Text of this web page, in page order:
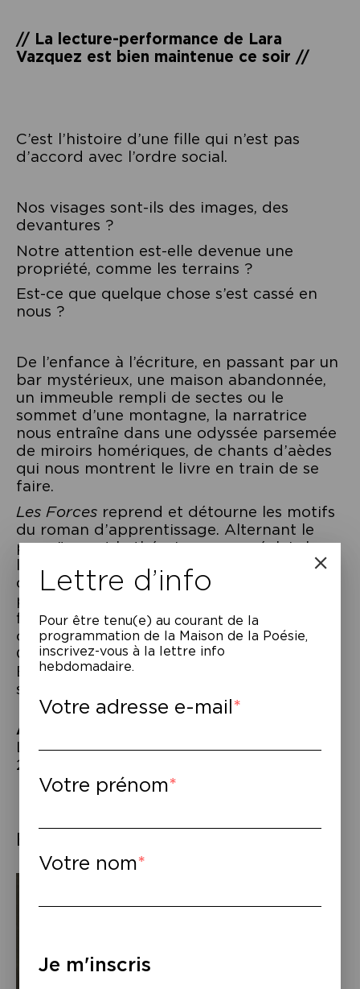
// La lecture-performance de Lara
Vazquez est bien maintenue ce soir //
C’est l’histoire d’une fille qui n’est pas
d’accord avec l’ordre social.
Nos visages sont-ils des images, des
devantures ?
Notre attention est-elle devenue une
propriété, comme les terrains ?
Est-ce que quelque chose s’est cassé en
nous ?
De l’enfance à l’écriture, en passant par un
bar mystérieux, une maison abandonnée,
un immeuble rempli de sectes ou le
sommet d’une montagne, la narratrice
nous entraîne dans une odyssée parsemée
de miroirs homériques, de chants d’aèdes
qui nous montrent le livre en train de se
faire.
Les Forces reprend et détourne les motifs
du roman d’apprentissage. Alternant le
prosaïque et le théorique en un éclair, le
livre se déploie dans une narration allant
du tragique au comique. L’ensemble est
porté par une nature perçue comme un
flux incessant, une énergie vitale, dont
chaque élément peut contenir la totalité.
On pense à Fiodor Dostoïevski, à Samuel
Beckett, à Simone Weil également dans
son approche de la force.
À lire
Laura Vazquez,Les forces, éd. du sous-sol,
2025.
Éléments associés
Lettre d’info
Pour être tenu(e) au courant de la
programmation de la Maison de la Poésie,
inscrivez-vous à la lettre info
hebdomadaire.
Votre adresse e-mail
Votre prénom
Votre nom
Je m'inscris